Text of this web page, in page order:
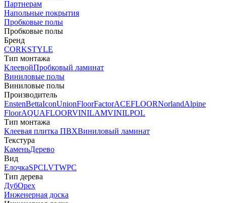
Партнерам
Напольные покрытия
Пробковые полы
Пробковые полы
Бренд
CORKSTYLE
Тип монтажа
КлеевойПробковый ламинат
Виниловые полы
Виниловые полы
Производитель
EnstenBettaIconUnionFloorFactorACEFLOORNorlandAlpine
FloorAQUAFLOORVINILAMVINILPOL
Тип монтажа
Клеевая плитка ПВХВиниловый ламинат
Текстура
КаменьДерево
Вид
ЕлочкаSPCLVTWPC
Тип дерева
ДубОрех
Инженерная доска